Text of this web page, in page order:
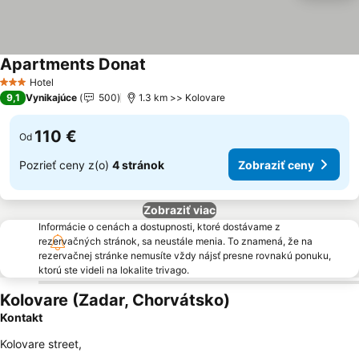
3 Počet hviezdičiek
Hotel
Apartments Donat
9,1 Vynikajúce 500 1.3 km >> Kolovare
Od 110 €
Pozrieť ceny z(o) 4 stránok Zobraziť ceny
Zobraziť viac
Informácie o cenách a dostupnosti, ktoré dostávame z
rezervačných stránok, sa neustále menia. To znamená, že na
rezervačnej stránke nemusíte vždy nájsť presne rovnakú ponuku,
ktorú ste videli na lokalite trivago.
Kolovare (Zadar, Chorvátsko)
Kontakt
Kolovare street,